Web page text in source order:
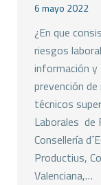
6 mayo 2022
¿En que
riesgos
información y
prevención
técnicos
Laborales de
Consellería
Productius,
Valenciana,…